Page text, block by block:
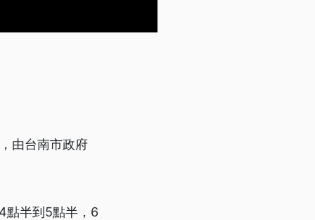
由台南市政府
點半到5點半，6